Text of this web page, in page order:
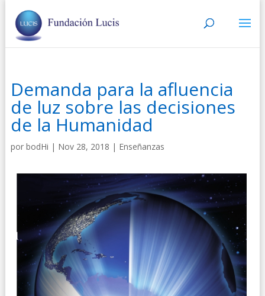
Demanda para la afluencia
de luz sobre las decisiones
de la Humanidad
por bodHi | Nov 28, 2018 | Enseñanzas